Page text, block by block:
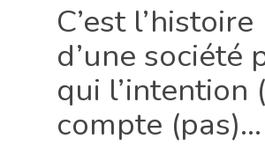
C’est l’histoire
d’une société
qui l’intention
compte (pas)…